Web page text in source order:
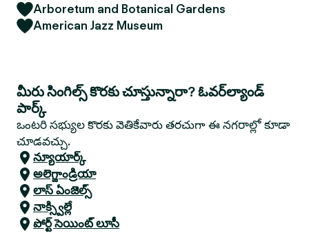
Arboretum and Botanical Gardens
American Jazz Museum
మీరు సింగిల్స్ కొరకు చూస్తున్నారా? ఓవర్‌ల్యాండ్
పార్క్
ఒంటరి సభ్యుల కొరకు వెతికేవారు తరచుగా ఈ నగరాల్లో కూడా
చూడవచ్చు.
న్యూయార్క్
అలెగ్జాండ్రియా
లాస్ ఏంజెల్స్
నాక్స్విల్లే
పోర్ట్ సెయింట్ లూసీ